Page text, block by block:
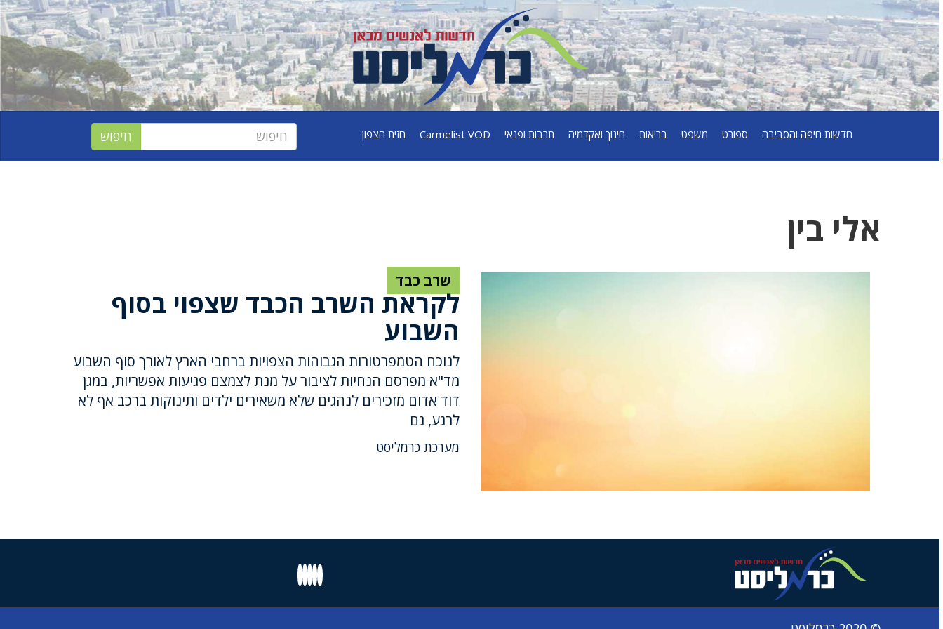
חדשות חיפה והסביבה ספורט משפט בריאות חינוך ואקדמיה תרבות ופנאי Carmelist VOD חזית הצפון
אלי בין
שרב כבד
לקראת השרב הכבד שצפוי בסוף
השבוע
לנוכח הטמפרטורות הגבוהות הצפויות ברחבי הארץ לאורך סוף השבוע
מד"א מפרסם הנחיות לציבור על מנת לצמצם פגיעות אפשריות, במגן
דוד אדום מזכירים לנהגים שלא משאירים ילדים ותינוקות ברכב אף לא
לרגע, גם
מערכת כרמליסט